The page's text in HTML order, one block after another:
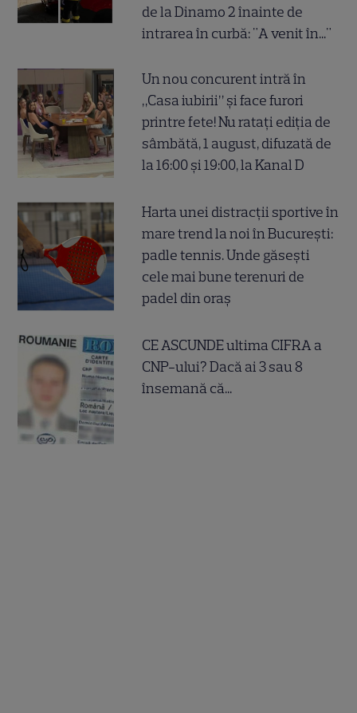
de la Dinamo 2 înainte de
intrarea în curbă: "A venit în..."
Un nou concurent intră în
„Casa iubirii” și face furori
printre fete! Nu ratați ediția de
sâmbătă, 1 august, difuzată de
la 16:00 și 19:00, la Kanal D
Harta unei distracții sportive în
mare trend la noi în București:
padle tennis. Unde găsești
cele mai bune terenuri de
padel din oraș
CE ASCUNDE ultima CIFRA a
CNP-ului? Dacă ai 3 sau 8
însemană că...